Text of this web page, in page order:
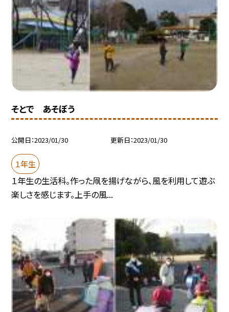
そとで あそぼう
公開日 2023/01/30 更新日 2023/01/30
１年生
１年生の生活科。作った凧を揚げながら、風を利用して遊ぶ
楽しさを感じます。上手の風...